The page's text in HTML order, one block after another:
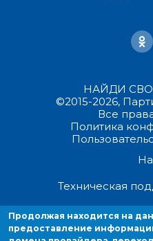
НАЙДИ
©2015-2026,
Все
Политика
Техническая
Продолжая находиться на
предоставление информации
Продолжая находится на
предоставление